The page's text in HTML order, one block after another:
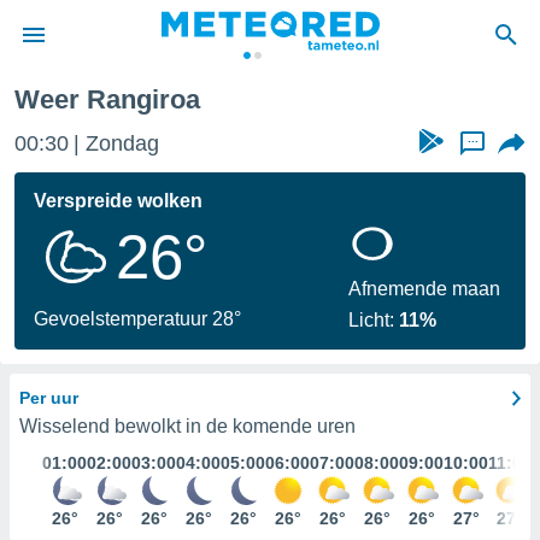
door
verstrekte
hoge
hebt de
voor
op basis
Weer Rangiroa
00:30 Zondag ...
Verspreide wolken
26°
Gevoelstemperatuur 28°
Afnemende maan
Licht: 11%
Per uur
Wisselend bewolkt in de komende uren
01:00
26°
02:00
26°
03:00
26°
04:00
26°
05:00
26°
06:00
26°
07:00
26°
08:00
26°
09:00
26°
10:00
27°
11:00
27°